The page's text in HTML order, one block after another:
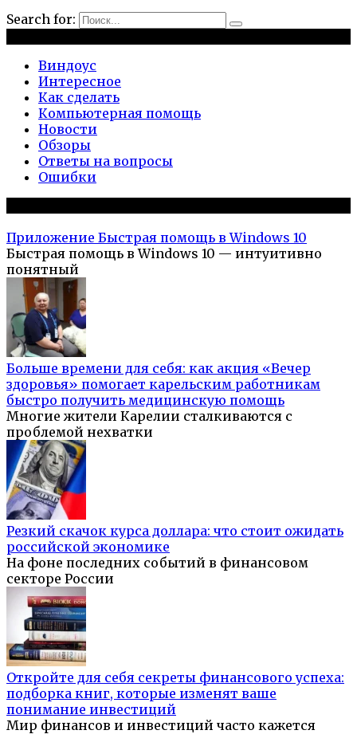
Search for:
Виндоус
Интересное
Как сделать
Компьютерная помощь
Новости
Обзоры
Ответы на вопросы
Ошибки
Приложение Быстрая помощь в Windows 10
Быстрая помощь в Windows 10 — интуитивно
понятный
Больше времени для себя: как акция «Вечер
здоровья» помогает карельским работникам
быстро получить медицинскую помощь
Многие жители Карелии сталкиваются с
проблемой нехватки
Резкий скачок курса доллара: что стоит ожидать
российской экономике
На фоне последних событий в финансовом
секторе России
Откройте для себя секреты финансового успеха:
подборка книг, которые изменят ваше
понимание инвестиций
Мир финансов и инвестиций часто кажется